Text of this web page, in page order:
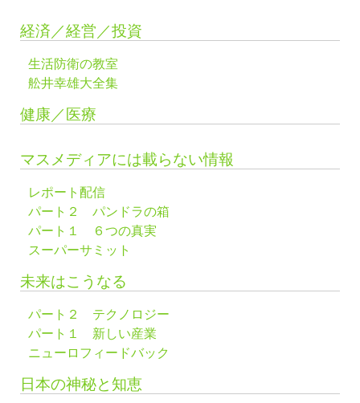
経済／経営／投資
生活防衛の教室
舩井幸雄大全集
健康／医療
マスメディアには載らない情報
レポート配信
パート２ パンドラの箱
パート１ ６つの真実
スーパーサミット
未来はこうなる
パート２ テクノロジー
パート１ 新しい産業
ニューロフィードバック
日本の神秘と知恵